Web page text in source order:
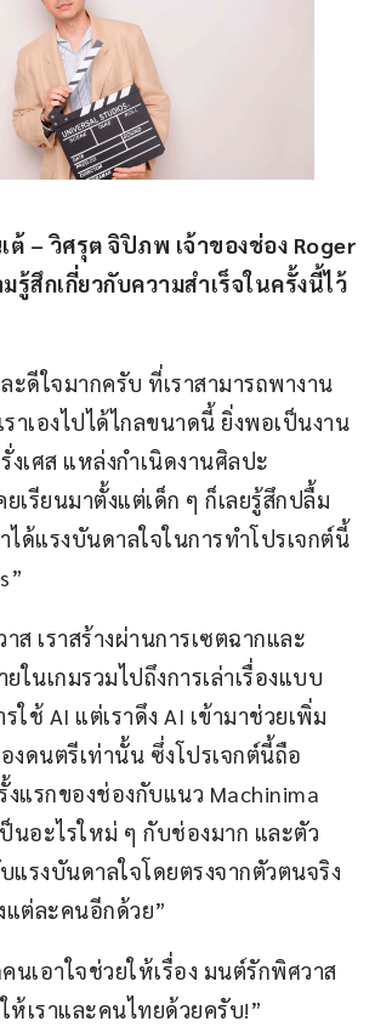
ต้ – วิศรุต จิปิภพ เจ้าของช่อง Roger
รู้สึกเกี่ยวกับความสำเร็จในครั้งนี้ไว้
ะดีใจมากครับ ที่เราสามารถพางาน
าเองไปได้ไกลขนาดนี้ ยิ่งพอเป็นงาน
งเศส แหล่งกำเนิดงานศิลปะ
เรียนมาตั้งแต่เด็ก ๆ ก็เลยรู้สึกปลื้ม
ได้แรงบันดาลใจในการทำโปรเจกต์นี้
ส เราสร้างผ่านการเซตฉากและ
นเกมรวมไปถึงการเล่าเรื่องแบบ
ใช้ AI แต่เราดึง AI เข้ามาช่วยเพิ่ม
งดนตรีเท่านั้น ซึ่งโปรเจกต์นี้ถือ
งแรกของช่องกับแนว Machinima
นอะไรใหม่ ๆ กับช่องมาก และตัว
แรงบันดาลใจโดยตรงจากตัวตนจริง
แต่ละคนอีกด้วย”
นเอาใจช่วยให้เรื่อง มนต์รักพิศวาส
ห้เราและคนไทยด้วยครับ!”